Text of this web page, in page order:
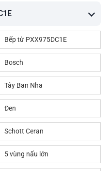
Bếp từ PXX975DC1E
Bosch
Tây Ban Nha
Đen
Schott Ceran
5 vùng nấu lớn